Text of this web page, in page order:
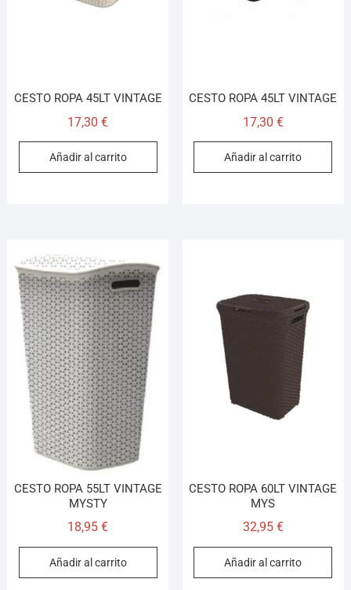
CESTO ROPA 45LT VINTAGE
17,30€
Añadir al carrito
CESTO ROPA 45LT VINTAGE
17,30 €
Añadir al carrito
CESTO ROPA 55LT VINTAGE
MYSTY
18,95€
Añadir al carrito
CESTO ROPA 60LT VINTAGE
MYS
32,95 €
Añadir al carrito